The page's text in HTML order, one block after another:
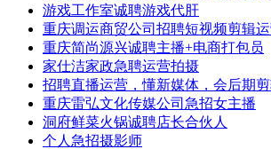
游戏工作室诚聘游戏代肝
重庆调运商贸公司招聘短视频剪辑
重庆简尚源兴诚聘主播+电商打包员
家仕洁家政急聘运营拍摄
招聘直播运营，懂新媒体，会后期
重庆雷弘文化传媒公司急招女主播
洞府鲜菜火锅诚聘店长合伙人
个人急招摄影师